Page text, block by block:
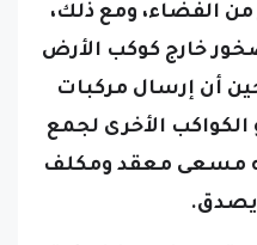
خارج كوكب الأرض
أن إرسال مركبات
الكواكب الأخرى لجمع
مسعى معقد ومكلف
يصدق.
الصخور الفضائية